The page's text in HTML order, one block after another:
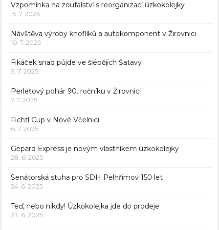
Vzpomínka na zoufalství s reorganizací úzkokolejky
15. 7. 2025
Návštěva výroby knoflíků a autokomponent v Žirovnici
10. 7. 2025
Fikáček snad půjde ve šlépějích Šatavy
9. 7. 2025
Perleťový pohár 90. ročníku v Žirovnici
7. 7. 2025
Fichtl Cup v Nové Včelnici
6. 7. 2025
Gepard Express je novým vlastníkem úzkokolejky
28. 6. 2025
Senátorská stuha pro SDH Pelhřimov 150 let
24. 6. 2025
Teď, nebo nikdy! Úzkokolejka jde do prodeje.
23. 6. 2025